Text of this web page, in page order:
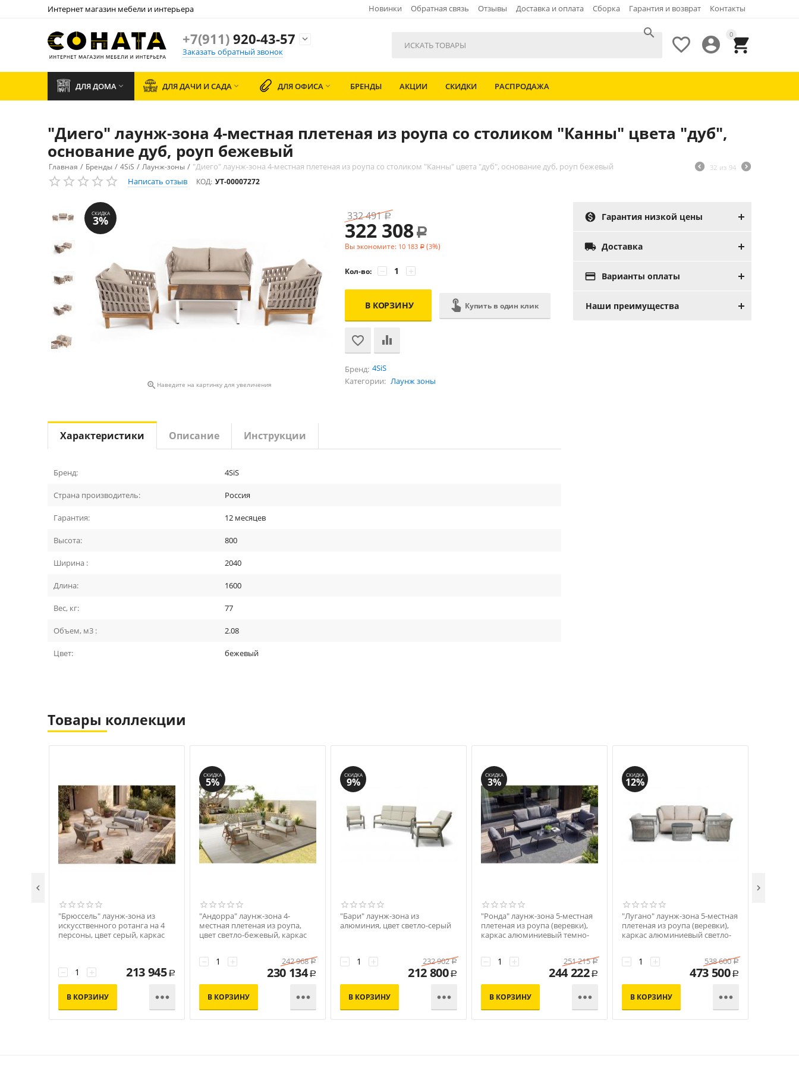
Интернет магазин мебели и интерьера Новинки Обратная связь Отзывы Доставка и оплата Сборка Гарантия и возврат Контакты
+7(911)920-43-57

Заказать обратный звонок
0



ДЛЯ ДОМА  ДЛЯ ДАЧИ И САДА  ДЛЯ ОФИСА  БРЕНДЫ АКЦИИ СКИДКИ РАСПРОДАЖА
"Диего" лаунж-зона 4-местная плетеная из роупа со столиком "Канны" цвета "дуб",
основание дуб, роуп бежевый
Главная / Бренды / 4SiS / Лаунж-зоны / "Диего" лаунж-зона 4-местная плетеная из роупа со столиком "Канны" цвета "дуб", основание дуб, роуп бежевый 32 из 94
Написать отзыв КОД: УТ-00007272
СКИДКА
3%
 Наведите на картинку для увеличения
332 491 Р
322 308 Р
Вы экономите: 10 183 Р (3%)
Кол-во: +
−
В КОРЗИНУ Купить в один клик
Бренд: 4SiS
Категории: Лаунж зоны
 Гарантия низкой цены
 Доставка
 Варианты оплаты
Наши преимущества
Характеристики Описание Инструкции
Бренд: 4SiS
Страна производитель: Россия
Гарантия: 12 месяцев
Высота: 800
Ширина : 2040
Длина: 1600
Вес, кг: 77
Объем, м3 : 2.08
Цвет: бежевый
Товары коллекции
"Брюссель" лаунж-зона из
искусственного ротанга на 4
персоны, цвет серый, каркас
+
− 213 945 Р
В КОРЗИНУ 
СКИДКА
5%
"Андорра" лаунж-зона 4-
местная плетеная из роупа,
цвет светло-бежевый, каркас
+
− 242 968 Р
230 134 Р
В КОРЗИНУ 
СКИДКА
9%
"Бари" лаунж-зона из
алюминия, цвет светло-серый
+
− 232 902 Р
212 800 Р
В КОРЗИНУ 
СКИДКА
3%
"Ронда" лаунж-зона 5-местная
плетеная из роупа (веревки),
каркас алюминиевый темно-
+
− 251 215 Р
244 222 Р
В КОРЗИНУ 
СКИДКА
12%
"Лугано" лаунж-зона 5-местная
плетеная из роупа (веревки),
каркас алюминиевый светло-
+
− 538 600 Р
473 500 Р
В КОРЗИНУ 
 